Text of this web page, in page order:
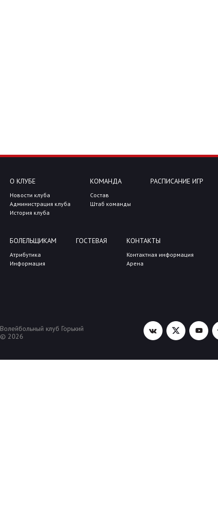
О КЛУБЕ
Новости клуба
Администрация клуба
История клуба
КОМАНДА
Состав
Штаб команды
РАСПИСАНИЕ ИГР
БОЛЕЛЬЩИКАМ
Атрибутика
Информация
ГОСТЕВАЯ КОНТАКТЫ
Контактная информация
Арена
Волейбольный клуб Горький
© 2026